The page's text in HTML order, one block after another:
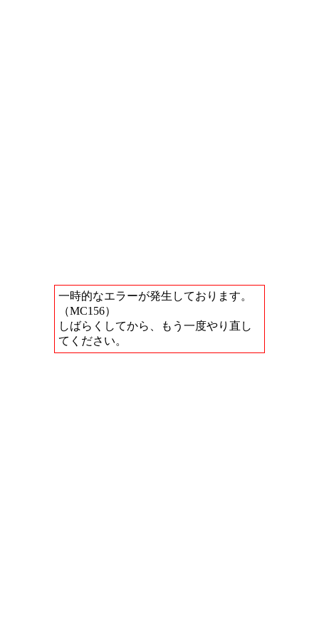
一時的なエラーが発生しております。
（MC156）
しばらくしてから、もう一度やり直し
てください。